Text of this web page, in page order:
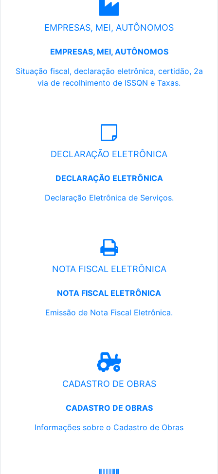
EMPRESAS, MEI, AUTÔNOMOS
EMPRESAS, MEI, AUTÔNOMOS
Situação fiscal, declaração eletrônica, certidão, 2a
via de recolhimento de ISSQN e Taxas.
DECLARAÇÃO ELETRÔNICA
DECLARAÇÃO ELETRÔNICA
Declaração Eletrônica de Serviços.
NOTA FISCAL ELETRÔNICA
NOTA FISCAL ELETRÔNICA
Emissão de Nota Fiscal Eletrônica.
CADASTRO DE OBRAS
CADASTRO DE OBRAS
Informações sobre o Cadastro de Obras